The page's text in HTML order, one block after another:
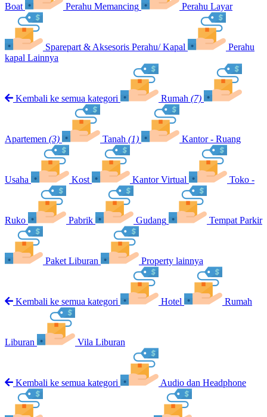
Boat Perahu Memancing Perahu Layar
Sparepart & Aksesoris Perahu/ Kapal
Perahu
kapal Lainnya
Kembali ke semua kategori Rumah (7)
Apartemen (3) Tanah (1) Kantor - Ruang
Usaha Kost Kantor Virtual Toko -
Ruko Pabrik Gudang Tempat Parkir
Paket Liburan Property lainnya
Kembali ke semua kategori Hotel Rumah
Liburan Vila Liburan
Kembali ke semua kategori Audio dan Headphone